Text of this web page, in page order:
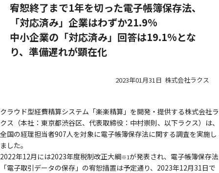
宥恕終了まで1年を切った電子帳簿保存法、
「対応済み」企業はわずか21.9%
中小企業の「対応済み」回答は19.1%とな
り、準備遅れが顕在化
2023年01月31日 株式会社ラクス
クラウド型経費精算システム「楽楽精算」を開発・提供する株式会社ラ
クス（本社：東京都渋谷区、代表取締役：中村崇則、以下ラクス）は、
全国の経理担当者907人を対象に電子帳簿保存法に関する調査を実施し
ました。
2022年12月には2023年度税制改正大綱※1が発表され、電子帳簿保存法
「電子取引データの保存」の宥恕措置は予定通り、2023年12月31日で